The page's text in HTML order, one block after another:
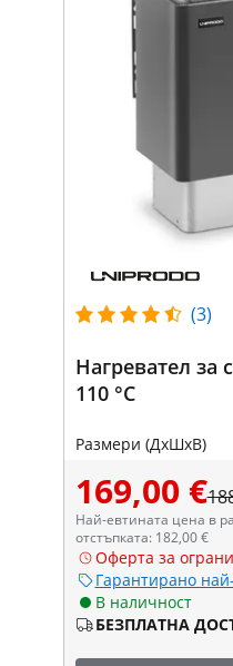
(3)
Нагревател за
110 °C
Размери (ДxШxВ)
169,00 €
Най-евтината цена в
отстъпката: 182,00 €
Оферта за
Гарантирано
В наличност
БЕЗПЛАТНА